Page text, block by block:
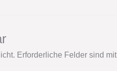
Erforderliche Felder sind mit